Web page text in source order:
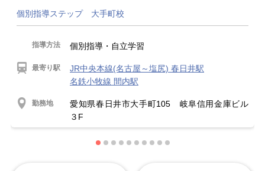
個別指導ステップ 大手町校
指導方法 個別指導・自立学習
最寄り駅
JR中央本線(名古屋～塩尻) 春日井駅
名鉄小牧線 間内駅
勤務地
愛知県春日井市大手町105 岐阜信用金庫ビル
３F